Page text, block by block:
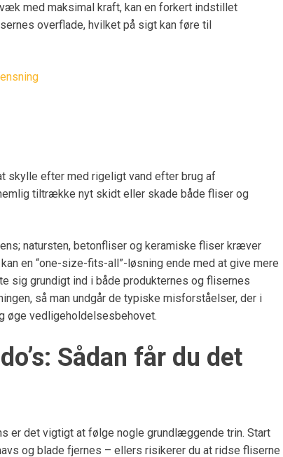
med maksimal kraft, kan en forkert indstillet
overflade, hvilket på sigt kan føre til
skylle efter med rigeligt vand efter brug af
tiltrække nyt skidt eller skade både fliser og
natursten, betonfliser og keramiske fliser kræver
en “one-size-fits-all”-løsning ende med at give mere
sig grundigt ind i både produkternes og flisernes
så man undgår de typiske misforståelser, der i
øge vedligeholdelsesbehovet.
Sådan får du det
er det vigtigt at følge nogle grundlæggende trin. Start
og blade fjernes – ellers risikerer du at ridse fliserne